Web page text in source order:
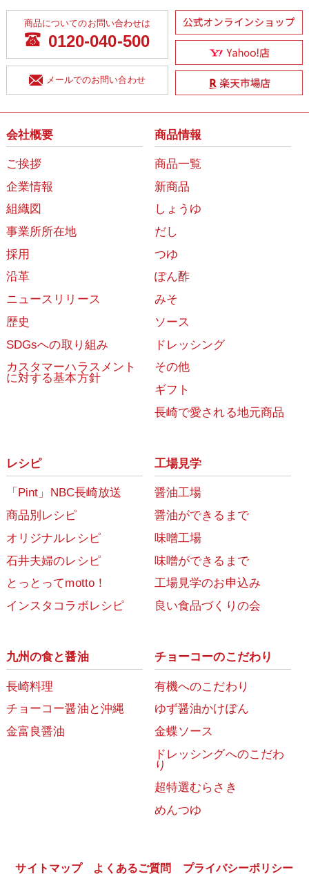
商品についてのお問い合わせは
0120-040-500
メールでのお問い合わせ
会社概要
ご挨拶
企業情報
組織図
事業所所在地
採用
沿革
ニュースリリース
歴史
SDGsへの取り組み
カスタマーハラスメント
に対する基本方針
商品情報
商品一覧
新商品
しょうゆ
だし
つゆ
ぽん酢
みそ
ソース
ドレッシング
その他
ギフト
長崎で愛される地元商品
レシピ
「Pint」NBC長崎放送
商品別レシピ
オリジナルレシピ
石井夫婦のレシピ
とっとってmotto！
インスタコラボレシピ
工場見学
醤油工場
醤油ができるまで
味噌工場
味噌ができるまで
工場見学のお申込み
良い食品づくりの会
九州の食と醤油
長崎料理
チョーコー醤油と沖縄
金富良醤油
チョーコーのこだわり
有機へのこだわり
ゆず醤油かけぽん
金蝶ソース
ドレッシングへのこだわ
り
超特選むらさき
めんつゆ
サイトマップ よくあるご質問 プライバシーポリシー